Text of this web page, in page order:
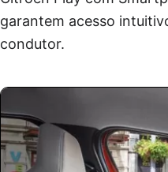
garantem acesso
condutor.